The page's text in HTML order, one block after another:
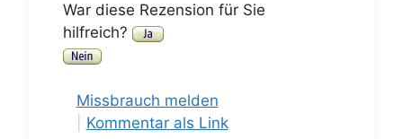
War diese Rezension für Sie
hilfreich?
Missbrauch melden
Kommentar als Link